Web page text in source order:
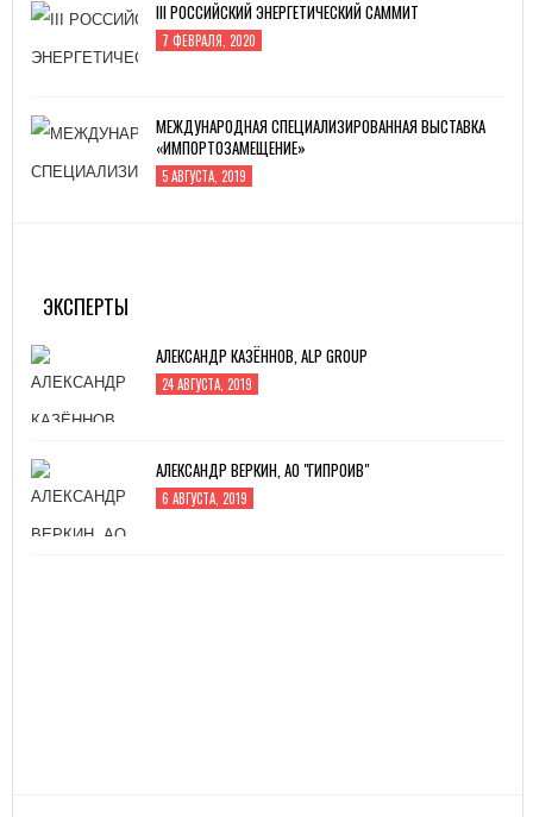
III РОССИЙСКИЙ ЭНЕРГЕТИЧЕСКИЙ САММИТ
7 ФЕВРАЛЯ, 2020
МЕЖДУНАРОДНАЯ СПЕЦИАЛИЗИРОВАННАЯ ВЫСТАВКА
«ИМПОРТОЗАМЕЩЕНИЕ»
5 АВГУСТА, 2019
ЭКСПЕРТЫ
АЛЕКСАНДР КАЗЁННОВ, ALP GROUP
24 АВГУСТА, 2019
АЛЕКСАНДР ВЕРКИН, АО "ГИПРОИВ"
6 АВГУСТА, 2019